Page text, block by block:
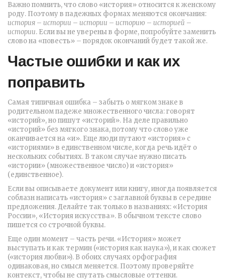
Важно помнить, что слово «история» относится к женскому
роду. Поэтому в падежных формах меняются окончания:
история – истории – истории – историю – историей –
истории. Если вы не уверены в форме, попробуйте заменить
слово на «повесть» – порядок окончаний будет такой же.
Частые ошибки и как их
поправить
Самая типичная ошибка – забыть о мягком знаке в
родительном падеже множественного числа: говорят
«историй», но пишут «историй». На деле правильно
«историй» без мягкого знака, потому что слово уже
оканчивается на «и». Еще люди путают «история» с
«историями» в единственном числе, когда речь идёт о
нескольких событиях. В таком случае нужно писать
«истории» (множественное число) и «история»
(единственное).
Если вы описываете документ или книгу, иногда появляется
соблазн написать «история» с заглавной буквы в середине
предложения. Делайте так только в названиях: «История
России», «История искусства». В обычном тексте слово
пишется со строчной буквы.
Еще один момент – часть речи. «История» может
выступать и как термин («история как наука»), и как сюжет
(«история любви»). В обоих случаях орфография
одинаковая, но смысл меняется. Поэтому проверяйте
контекст, чтобы не спутать смысловые оттенки.